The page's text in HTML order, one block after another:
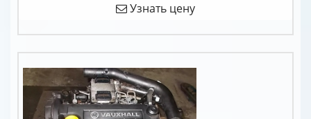
Узнать цену